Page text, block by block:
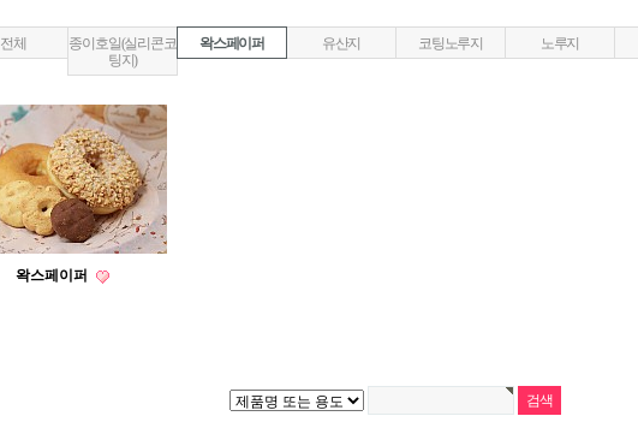
전체
종이호일(실리콘코
팅지)
왁스페이퍼 유산지 코팅노루지 노루지
왁스페이퍼